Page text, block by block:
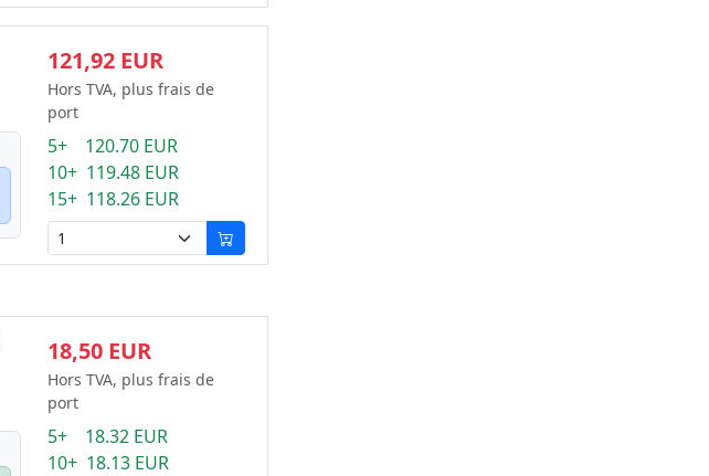
121,92 EUR
Hors TVA, plus frais de
port
5+ 120.70 EUR
10+ 119.48 EUR
15+ 118.26 EUR
18,50 EUR
Hors TVA, plus frais de
port
5+ 18.32 EUR
10+ 18.13 EUR